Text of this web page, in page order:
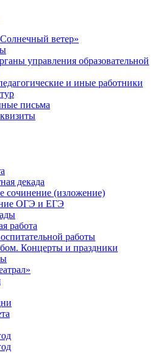
ветер»
управления образовательной
и иные работники
письма
декада
сочинение (изложение)
ОГЭ и ЕГЭ
работа
работы
Концерты и праздники